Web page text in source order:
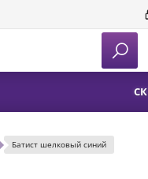
Батист шелковый синий